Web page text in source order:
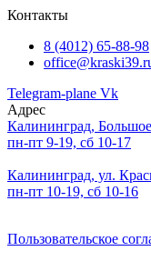
Контакты
8 (4012) 65-88-98
Telegram-plane Vk
Адрес
Калининград,
пн-пт 9-19, сб 10-17
Калининград, ул.
пн-пт 10-19, сб 10-16
Пользовательское